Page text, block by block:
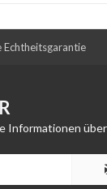
Echtheitsgarantie
Informationen